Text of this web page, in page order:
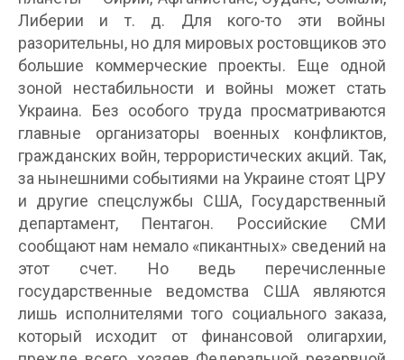
Либерии и т. д. Для кого-то эти войны
разорительны, но для мировых ростовщиков это
большие коммерческие проекты. Еще одной
зоной нестабильности и войны может стать
Украина. Без особого труда просматриваются
главные организаторы военных конфликтов,
гражданских войн, террористических акций. Так,
за нынешними событиями на Украине стоят ЦРУ
и другие спецслужбы США, Государственный
департамент, Пентагон. Российские СМИ
сообщают нам немало «пикантных» сведений на
этот счет. Но ведь перечисленные
государственные ведомства США являются
лишь исполнителями того социального заказа,
который исходит от финансовой олигархии,